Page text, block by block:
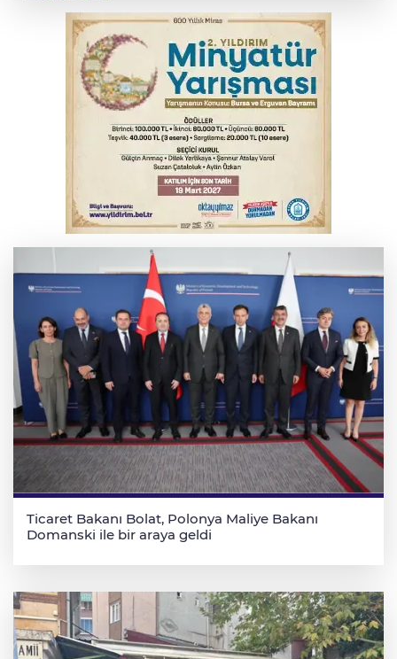
yansıyacak mı?
YENİ Parti Genel Başkanı Özel'den
Çerçeve Yasa yorumu
Serbest piyasada döviz fiyatları
Serbest piyasada altın fiyatları...
Ticaret Bakanı Bolat, Polonya Maliye Bakanı
Domanski ile bir araya geldi